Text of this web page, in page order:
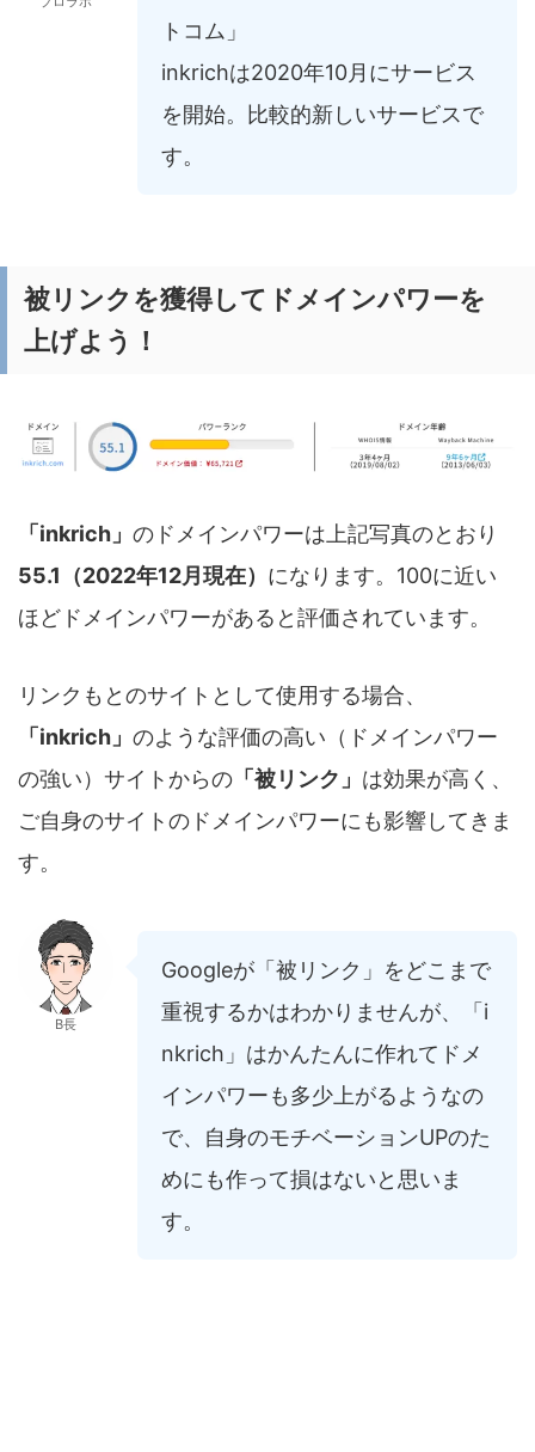
トコム」
inkrichは2020年10月にサービス
を開始。比較的新しいサービスで
す。
被リンクを獲得してドメインパワーを
上げよう！
「inkrich」 のドメインパワーは上記写真のとおり
55.1（2022年12月現在） になります。100に近い
ほどドメインパワーがあると評価されています。
リンクもとのサイトとして使用する場合、
「inkrich 」 のような評価の高い（ドメインパワー
の強い）サイトからの 「被リンク」 は効果が高く、
ご自身のサイトのドメインパワーにも影響してきま
す。
B長
Googleが「被リンク」をどこまで
重視するかはわかりませんが、「i
nkrich」はかんたんに作れてドメ
インパワーも多少上がるようなの
で、自身のモチベーションUPのた
めにも作って損はないと思いま
す。